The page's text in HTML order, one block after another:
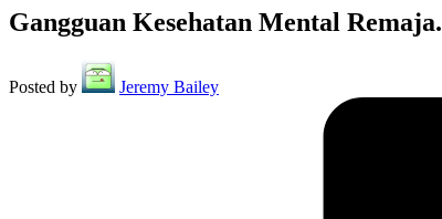
Gangguan Kesehatan Mental Remaja.
Posted by Jeremy Bailey